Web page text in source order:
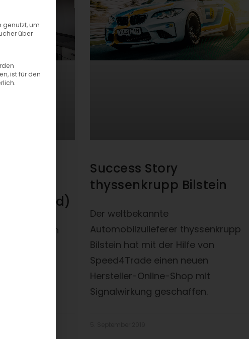
(m/w/d)
einer neuen
Success Story
thyssenkrupp Bilstein
Der weltbekannte
Automobilzulieferer thyssenkrupp
Bilstein hat mit der Hilfe von
Speed4Trade einen neuen
Hersteller-Online-Shop mit
Signalwirkung geschaffen.
genutzt, um
über
ist für den